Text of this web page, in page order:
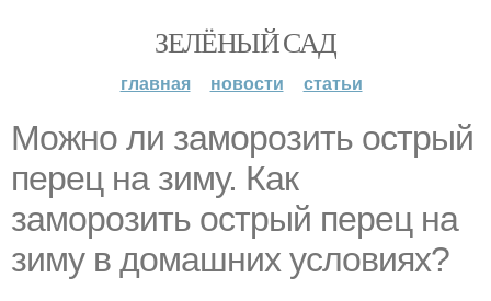
ЗЕЛЁНЫЙ САД
главная новости статьи
Можно ли заморозить острый
перец на зиму. Как
заморозить острый перец на
зиму в домашних условиях?